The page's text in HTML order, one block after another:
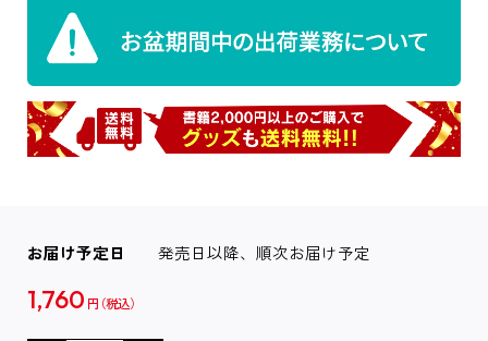
お届け予定日 発売日以降、順次お届け予定
1,760 円